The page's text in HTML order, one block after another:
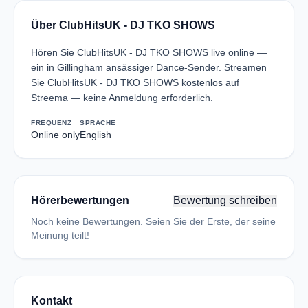
Über ClubHitsUK - DJ TKO SHOWS
Hören Sie ClubHitsUK - DJ TKO SHOWS live online —
ein in Gillingham ansässiger Dance-Sender. Streamen
Sie ClubHitsUK - DJ TKO SHOWS kostenlos auf
Streema — keine Anmeldung erforderlich.
FREQUENZ
Online only
SPRACHE
English
Hörerbewertungen Bewertung schreiben
Noch keine Bewertungen. Seien Sie der Erste, der seine
Meinung teilt!
Kontakt